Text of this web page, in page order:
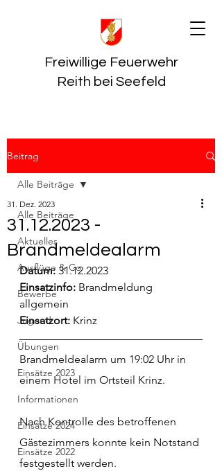
Freiwillige Feuerwehr
Reith bei Seefeld
Beitrag
Alle Beiträge
Aktuelles
Ausflüge & Co
Bewerbe
Jugend
Übungen
Einsätze 2023
Informationen
Einsätze 2024
Einsätze 2022
Alle Beiträge
31.12.2023 -
Brandmeldealarm
31. Dez. 2023
Datum: 31.12.2023
Einsatzinfo: Brandmeldung
allgemein
Einsatzort: Krinz
Brandmeldealarm um 19:02 Uhr in
einem Hotel im Ortsteil Krinz.
Nach Kontrolle des betroffenen
Gästezimmers konnte kein Notstand
festgestellt werden.